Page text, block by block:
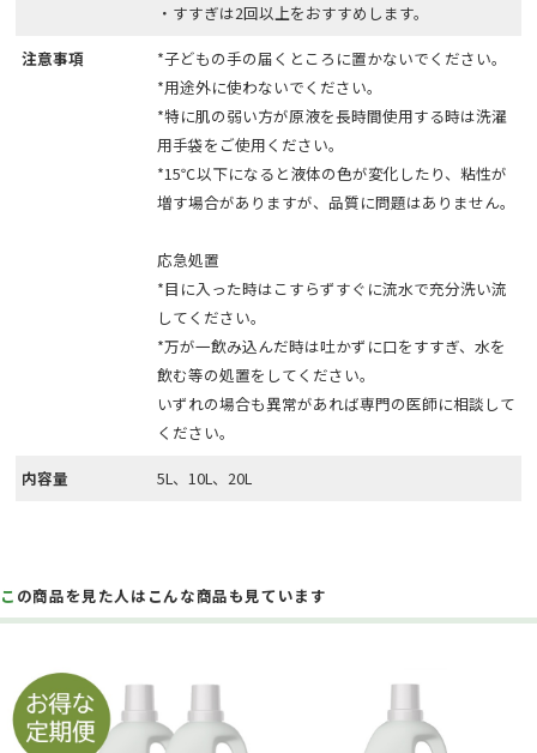
・すすぎは2回以上をおすすめします。
注意事項
*子どもの手の届くところに置かないでください。
*用途外に使わないでください。
*特に肌の弱い方が原液を長時間使用する時は洗濯
用手袋をご使用ください。
*15℃以下になると液体の色が変化したり、粘性が
増す場合がありますが、品質に問題はありません。
応急処置
*目に入った時はこすらずすぐに流水で充分洗い流
してください。
*万が一飲み込んだ時は吐かずに口をすすぎ、水を
飲む等の処置をしてください。
いずれの場合も異常があれば専門の医師に相談して
ください。
内容量
5L、10L、20L
この商品を見た人はこんな商品も見ています